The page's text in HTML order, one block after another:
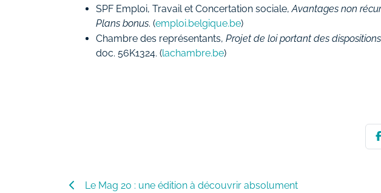
SPF Emploi, Travail et Concertation sociale,Avantages non
Plans bonus. (emploi.belgique.be)
Chambre des représentants, Projet de loi portant des
doc. 56K1324. (lachambre.be)
Le Mag 20 : une édition à découvrir absolument